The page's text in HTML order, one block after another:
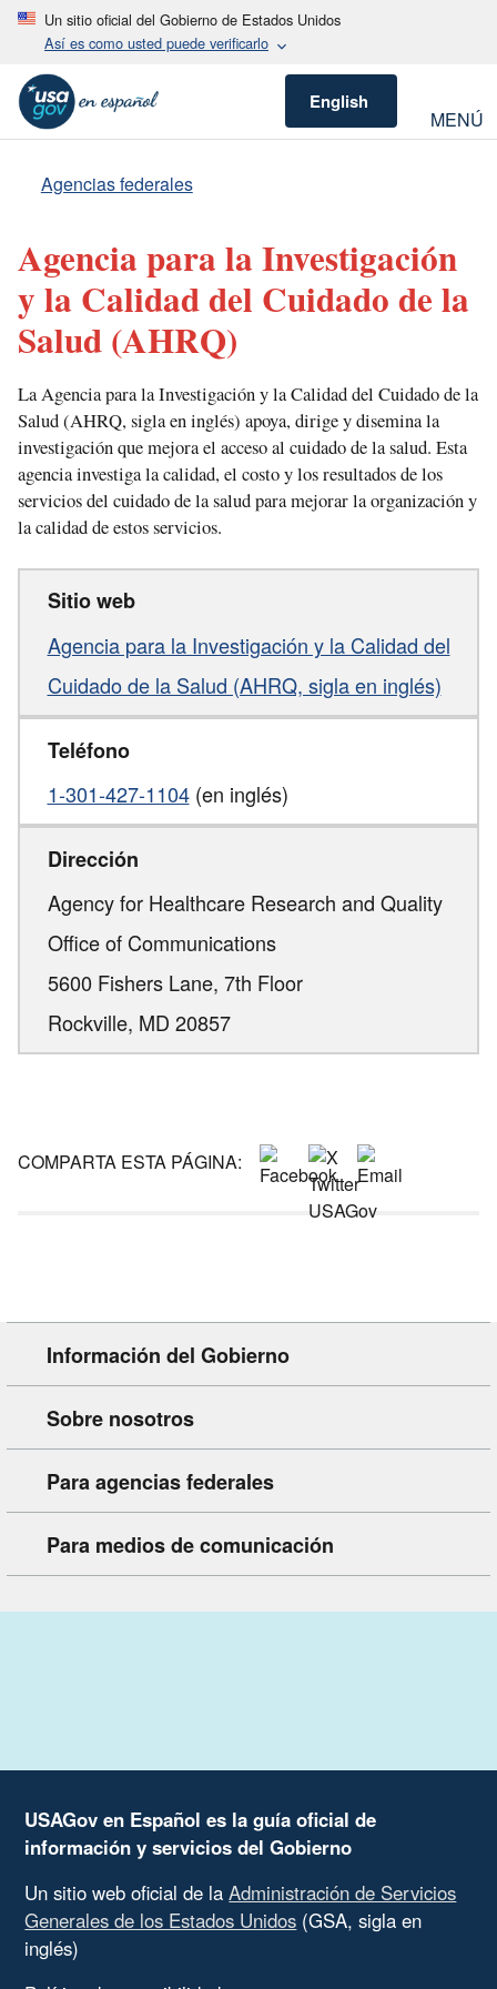
Un sitio oficial del Gobierno de Estados Unidos
Así es como usted puede verificarlo
English
MENÚ
Agencias federales
Agencia para la Investigación
y la Calidad del Cuidado de la
Salud(AHRQ)
La Agencia para la Investigación y la Calidad del Cuidado de la
Salud (AHRQ, sigla en inglés) apoya, dirige y disemina la
investigación que mejora el acceso al cuidado de la salud. Esta
agencia investiga la calidad, el costo y los resultados de los
servicios del cuidado de la salud para mejorar la organización y
la calidad de estos servicios.
Sitio web
Agencia para la Investigación y la Calidad del
Cuidado de la Salud (AHRQ, sigla en inglés)
Teléfono
1-301-427-1104(en inglés)
Dirección
Agency for Healthcare Research and Quality
Office of Communications
5600 Fishers Lane, 7th Floor
Rockville, MD 20857
COMPARTA ESTA PÁGINA:
Información del Gobierno
Sobre nosotros
Para agencias federales
Para medios de comunicación
USAGov en Español es la guía oficial de
información y servicios del Gobierno
Un sitio web oficial de laAdministración de Servicios
Generales de los Estados Unidos (GSA, sigla en
inglés)